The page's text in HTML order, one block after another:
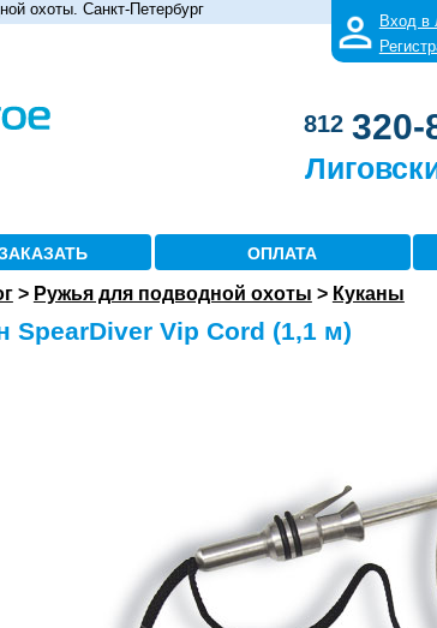
охоты. Санкт-Петербург
Вход в
812 320-
ОПЛАТА
> Ружья для подводной охоты > Куканы
SpearDiver Vip Cord (1,1 м)